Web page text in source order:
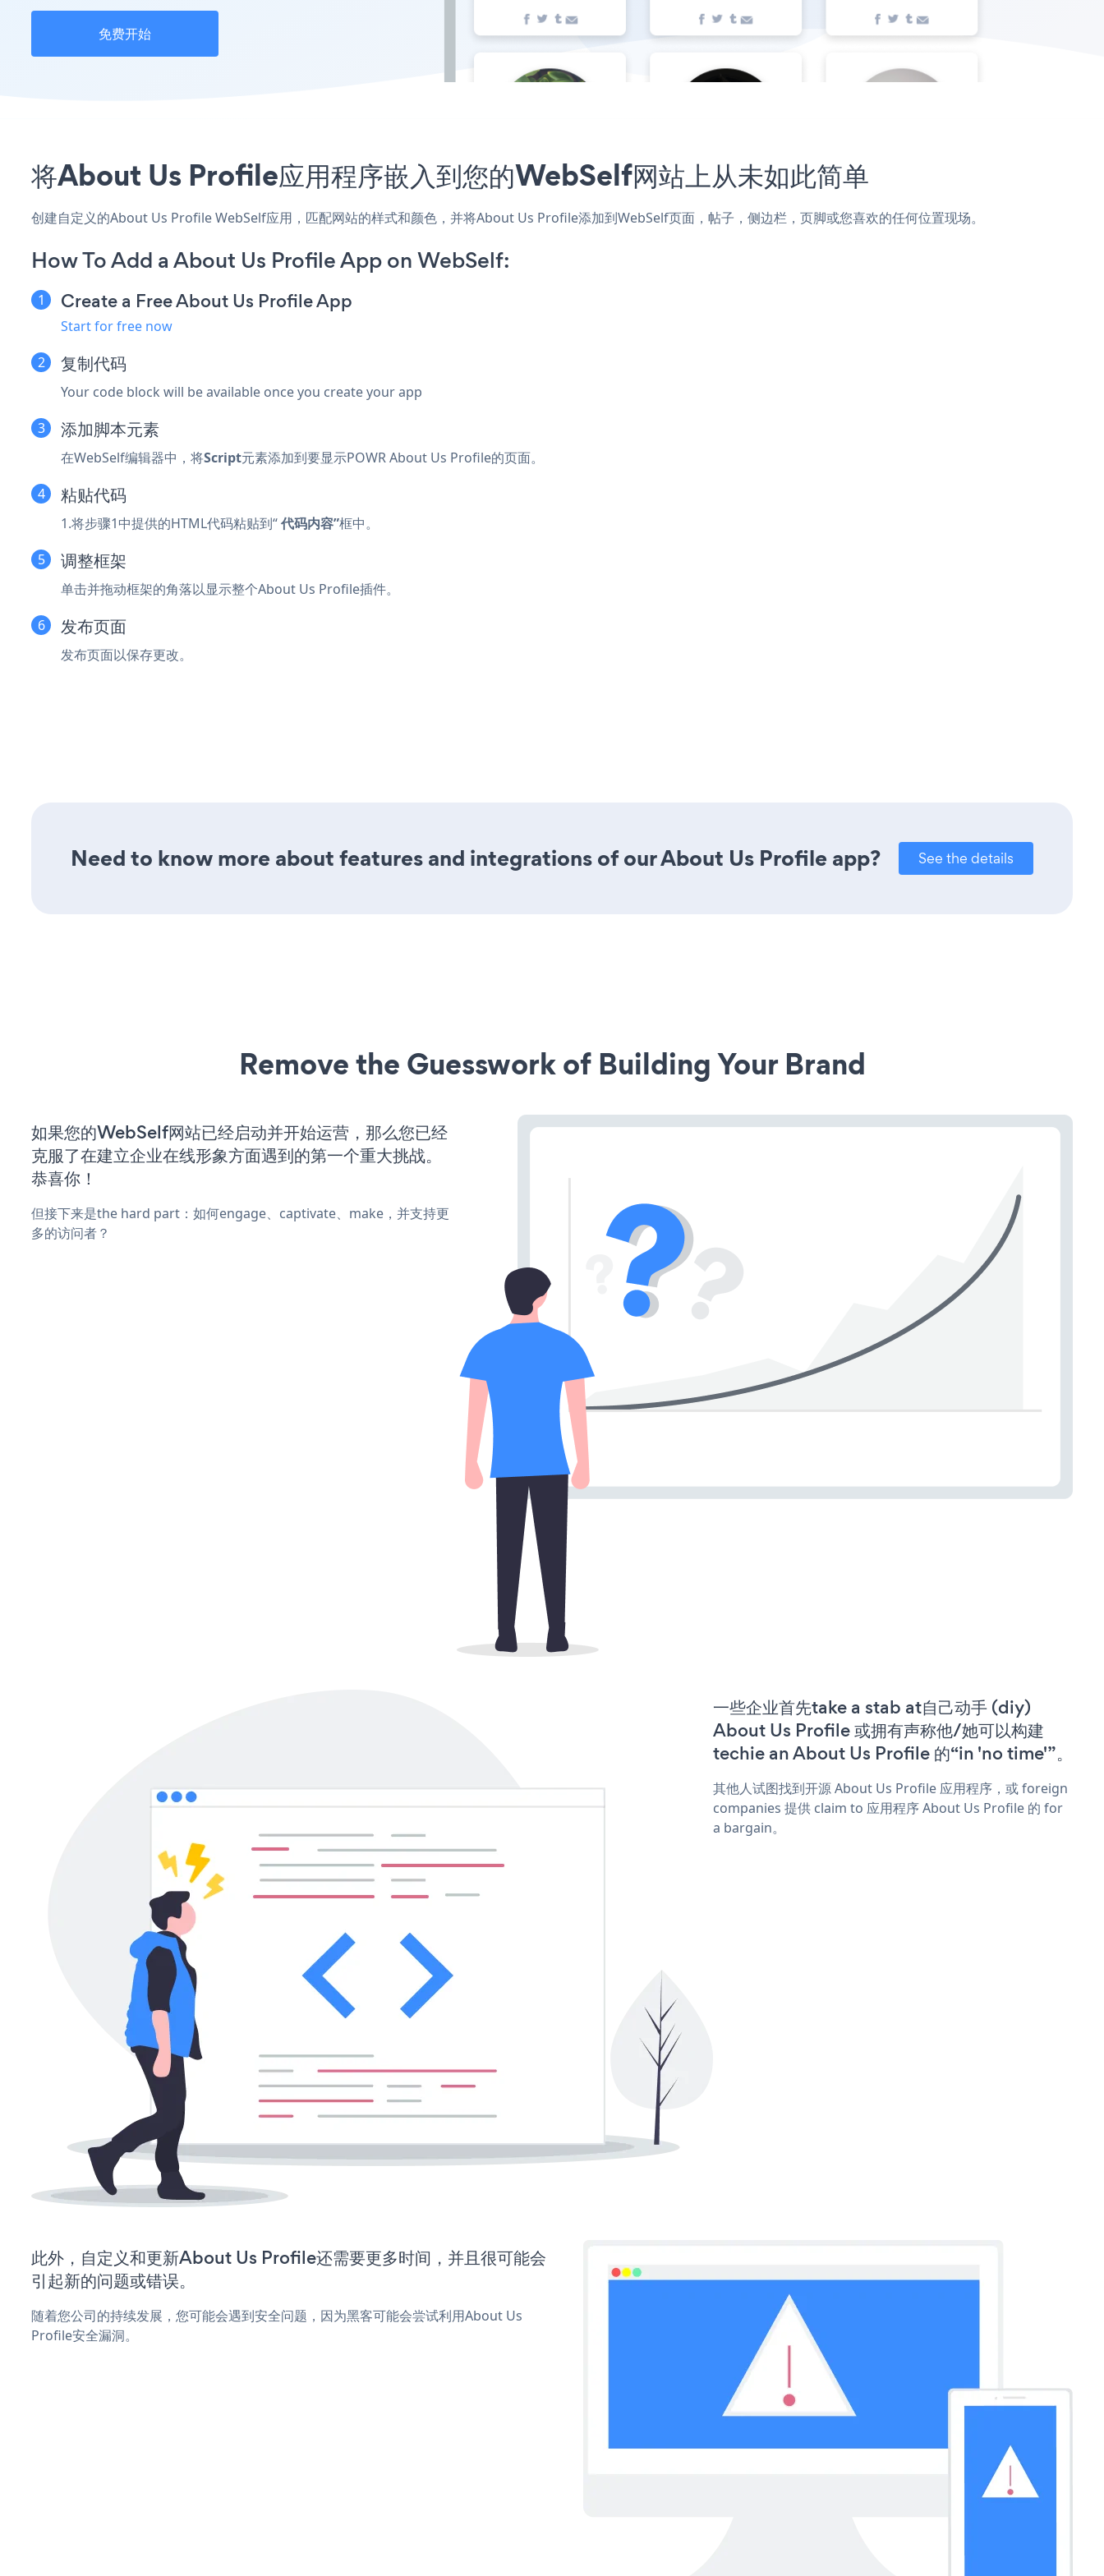
免费开始
将About Us Profile应用程序嵌入到您的WebSelf网站上从未如此简单
创建自定义的About Us Profile WebSelf应用，匹配网站的样式和颜色，并将About Us Profile添加到WebSelf页面，帖子，侧边栏，页脚或您喜欢的任何位置现场。
How To Add a About Us Profile App on WebSelf:
Create a Free About Us Profile App
Start for free now
复制代码
Your code block will be available once you create your app
添加脚本元素
在WebSelf编辑器中，将Script元素添加到要显示POWR About Us Profile的页面。
粘贴代码
1.将步骤1中提供的HTML代码粘贴到“代码内容”框中。
调整框架
单击并拖动框架的角落以显示整个About Us Profile插件。
发布页面
发布页面以保存更改。
Need to know more about features and integrations of our About Us Profile app? See the details
Remove the Guesswork of Building Your Brand
如果您的WebSelf网站已经启动并开始运营，那么您已经
克服了在建立企业在线形象方面遇到的第一个重大挑战。
恭喜你！
但接下来是the hard part：如何engage、captivate、make，并支持更
多的访问者？
一些企业首先take a stab at自己动手 (diy)
About Us Profile 或拥有声称他/她可以构建
techie an About Us Profile 的“in 'no time'”。
其他人试图找到开源 About Us Profile 应用程序，或 foreign
companies 提供 claim to 应用程序 About Us Profile 的 for
a bargain。
此外，自定义和更新About Us Profile还需要更多时间，并且很可能会
引起新的问题或错误。
随着您公司的持续发展，您可能会遇到安全问题，因为黑客可能会尝试利用About Us
Profile安全漏洞。